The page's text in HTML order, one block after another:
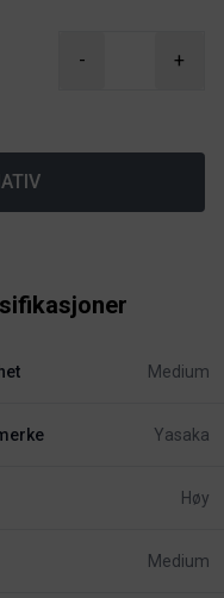
- +
Medium
Yasaka
Høy
Medium